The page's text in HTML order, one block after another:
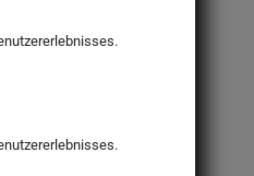
Kohlensäure